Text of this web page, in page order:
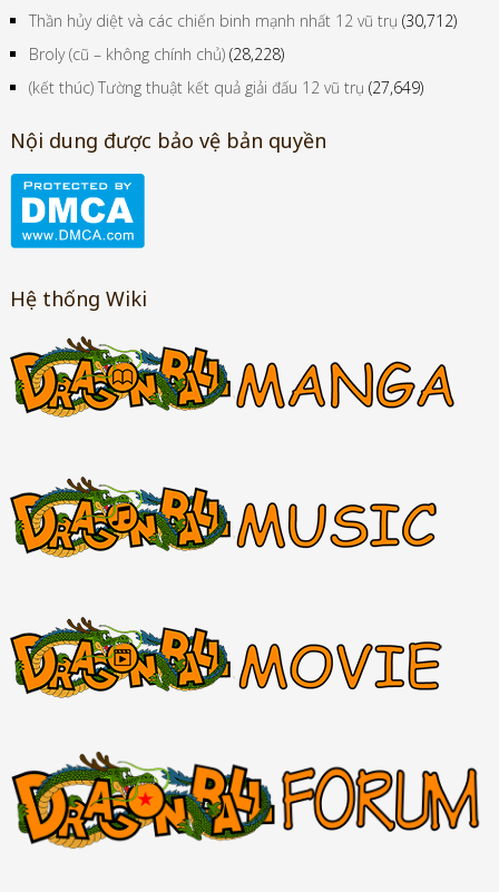
Thần hủy diệt và các chiến binh mạnh nhất 12 vũ trụ (30,712)
Broly (cũ – không chính chủ) (28,228)
(kết thúc) Tường thuật kết quả giải đấu 12 vũ trụ (27,649)
Nội dung được bảo vệ bản quyền
Hệ thống Wiki